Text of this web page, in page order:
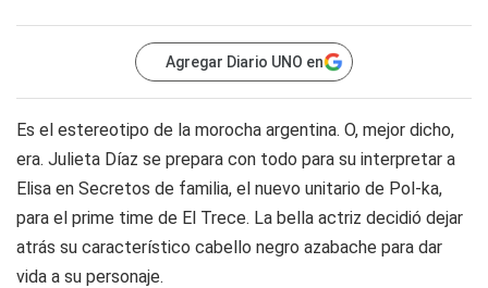
Agregar Diario UNO en
Es el estereotipo de la morocha argentina. O, mejor dicho,
era. Julieta Díaz se prepara con todo para su interpretar a
Elisa en Secretos de familia, el nuevo unitario de Pol-ka,
para el prime time de El Trece. La bella actriz decidió dejar
atrás su característico cabello negro azabache para dar
vida a su personaje.